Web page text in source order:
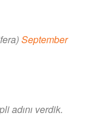
September
adını verdik.